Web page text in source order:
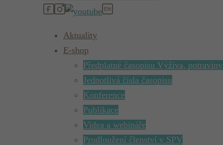
Aktuality
E-shop
Předplatné časopisu Výživa,
Jednotlivá čísla časopisu
Konference
Publikace
Videa a webináře
Prodloužení členství v SPV